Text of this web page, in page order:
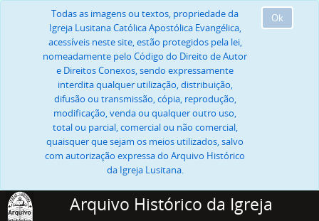
Ok
Todas as imagens ou textos, propriedade da
Igreja Lusitana Católica Apostólica Evangélica,
acessíveis neste site, estão protegidos pela lei,
nomeadamente pelo Código do Direito de Autor
e Direitos Conexos, sendo expressamente
interdita qualquer utilização, distribuição,
difusão ou transmissão, cópia, reprodução,
modificação, venda ou qualquer outro uso,
total ou parcial, comercial ou não comercial,
quaisquer que sejam os meios utilizados, salvo
com autorização expressa do Arquivo Histórico
da Igreja Lusitana.
Arquivo Histórico da Igreja